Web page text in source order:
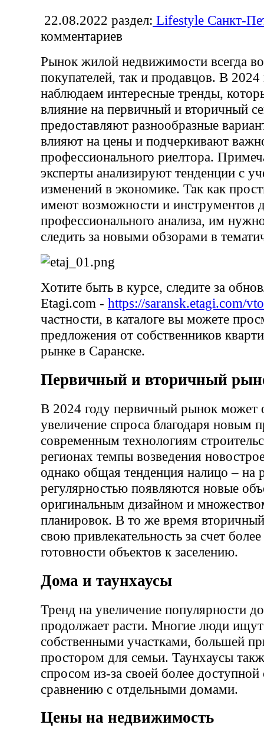
22.08.2022 раздел: Lifestyle Санкт-
комментариев
Рынок жилой недвижимости всегда
покупателей, так и продавцов. В
наблюдаем интересные тренды,
влияние на первичный и вторичный
предоставляют разнообразные
влияют на цены и подчеркивают
профессионального риелтора.
эксперты анализируют тенденции с
изменений в экономике. Так как
имеют возможности и инструментов
профессионального анализа, им
следить за новыми обзорами в
Хотите быть в курсе, следите за
Etagi.com - https://saransk.etagi.com/
частности, в каталоге вы можете
предложения от собственников
рынке в Саранске.
Первичный и вторичный
В 2024 году первичный рынок может
увеличение спроса благодаря новым
современным технологиям
регионах темпы возведения
однако общая тенденция налицо – на
регулярностью появляются новые
оригинальным дизайном и
планировок. В то же время
свою привлекательность за счет
готовности объектов к заселению.
Дома и таунхаусы
Тренд на увеличение популярности
продолжает расти. Многие люди
собственными участками, большей
простором для семьи. Таунхаусы
спросом из-за своей более
сравнению с отдельными домами.
Цены на недвижимость